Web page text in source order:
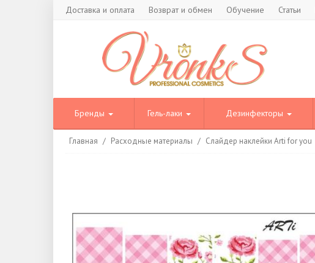
Доставка и оплата Возврат и обмен Обучение Статьи
Бренды Гель-лаки Дезинфекторы
Главная / Расходные материалы / Слайдер наклейки Arti for you